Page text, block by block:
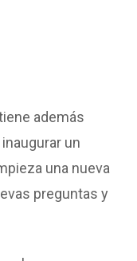
además
un
una nueva
preguntas y